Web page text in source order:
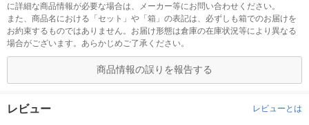
に詳細な商品情報が必要な場合は、メーカー等にお問い合わせください。
また、商品名における「セット」や「箱」の表記は、必ずしも箱でのお届けを
お約束するものではありません。お届け形態は倉庫の在庫状況等により異なる
場合がございます。あらかじめご了承ください。
商品情報の誤りを報告する
レビュー レビューとは